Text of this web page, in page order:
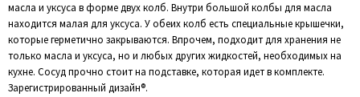
масла и уксуса в форме двух колб. Внутри большой колбы для масла
находится малая для уксуса. У обеих колб есть специальные крышечки,
которые герметично закрываются. Впрочем, подходит для хранения не
только масла и уксуса, но и любых других жидкостей, необходимых на
кухне. Сосуд прочно стоит на подставке, которая идет в комплекте.
Зарегистрированный дизайн®.